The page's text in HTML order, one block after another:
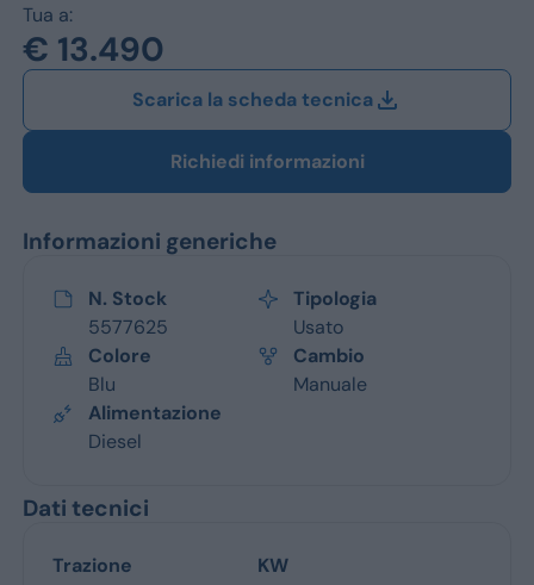
Tua a:
€ 13.490
Scarica la scheda tecnica
Richiedi informazioni
Informazioni generiche
N. Stock
5577625
Tipologia
Usato
Colore
Blu
Cambio
Manuale
Alimentazione
Diesel
Dati tecnici
Trazione
KW